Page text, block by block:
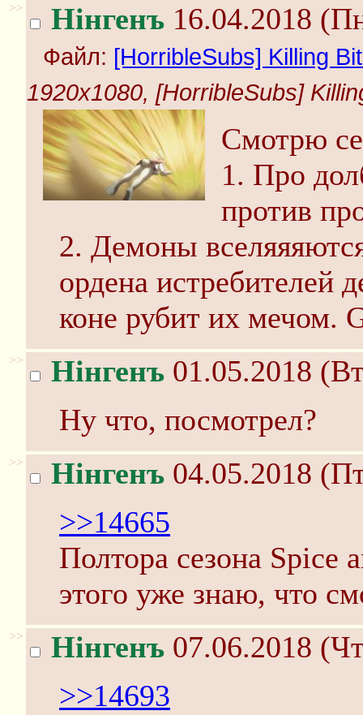
>> Нінгенъ 16.04.2018
Файл: [HorribleSubs] Killing
1920x1080, [HorribleSubs]
Смотрю
1. Про
против
2. Демоны
ордена истребителей
коне рубит их мечом.
>> Нінгенъ 01.05.2018
Ну что, посмотрел?
>> Нінгенъ 04.05.2018
>>14665
Полтора сезона Spice
этого уже знаю, что
>> Нінгенъ 07.06.2018
>>14693